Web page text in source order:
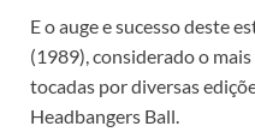
E o auge e sucesso deste
(1989), considerado o
tocadas por diversas
Headbangers Ball.